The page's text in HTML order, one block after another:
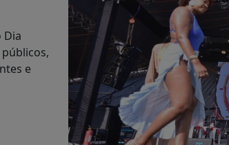
Dia
e